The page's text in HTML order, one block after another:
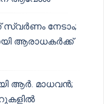
നേടാം;
ആരാധകർക്ക്
ആർ. മാധവൻ;